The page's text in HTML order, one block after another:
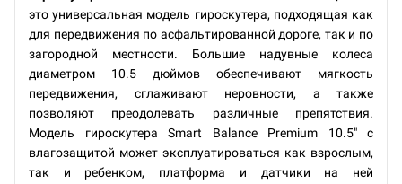
это универсальная модель гироскутера, подходящая как
для передвижения по асфальтированной дороге, так и по
загородной местности. Большие надувные колеса
диаметром 10.5 дюймов обеспечивают мягкость
передвижения, сглаживают неровности, а также
позволяют преодолевать различные препятствия.
Модель гироскутера Smart Balance Premium 10.5" с
влагозащитой может эксплуатироваться как взрослым,
так и ребенком, платформа и датчики на ней